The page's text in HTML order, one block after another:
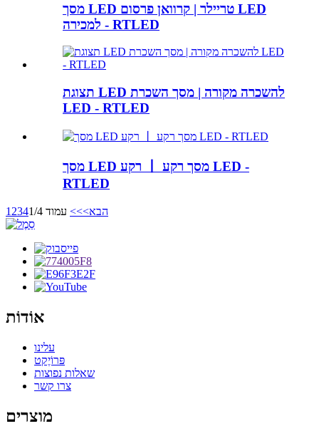
מסך LED טריילר | קרוואן פרסום LED
למכירה - RTLED
תצוגת LED להשכרה מקורה | מסך השכרת
LED - RTLED
מסך LED רקע 丨 מסך רקע LED -
RTLED
1 234 הבא>>> עמוד 1/4
אוֹדוֹת
עלינו
פּרוֹיֶקט
שאלות נפוצות
צרו קשר
מוצרים